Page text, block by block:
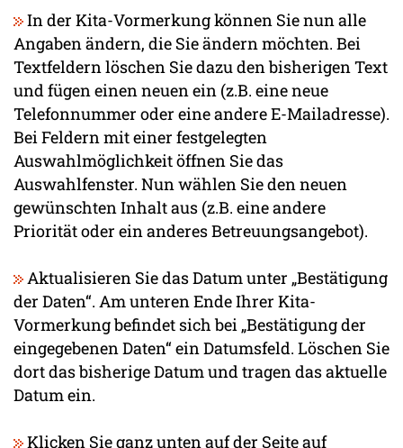
In der Kita-Vormerkung können Sie nun alle
Angaben ändern, die Sie ändern möchten. Bei
Textfeldern löschen Sie dazu den bisherigen Text
und fügen einen neuen ein (z.B. eine neue
Telefonnummer oder eine andere E-Mailadresse).
Bei Feldern mit einer festgelegten
Auswahlmöglichkeit öffnen Sie das
Auswahlfenster. Nun wählen Sie den neuen
gewünschten Inhalt aus (z.B. eine andere
Priorität oder ein anderes Betreuungsangebot).
Aktualisieren Sie das Datum unter „Bestätigung
der Daten“. Am unteren Ende Ihrer Kita-
Vormerkung befindet sich bei „Bestätigung der
eingegebenen Daten“ ein Datumsfeld. Löschen Sie
dort das bisherige Datum und tragen das aktuelle
Datum ein.
Klicken Sie ganz unten auf der Seite auf